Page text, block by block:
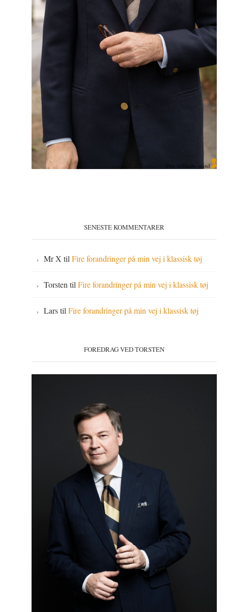
SENESTE KOMMENTARER
Mr X tilFire forandringer på min vej i klassisk tøj
Torsten tilFire forandringer på min vej i klassisk tøj
LarstilFire forandringer på min vej i klassisk tøj
FOREDRAG VED TORSTEN